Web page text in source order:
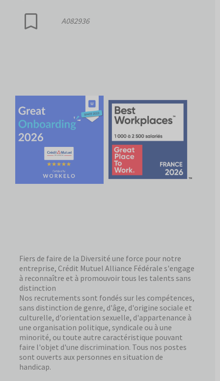
A082936
Fiers de faire de la Diversité une force pour notre
entreprise, Crédit Mutuel Alliance Fédérale s'engage
à reconnaître et à promouvoir tous les talents sans
distinction
Nos recrutements sont fondés sur les compétences,
sans distinction de genre, d'âge, d'origine sociale et
culturelle, d'orientation sexuelle, d'appartenance à
une organisation politique, syndicale ou à une
minorité, ou toute autre caractéristique pouvant
faire l'objet d'une discrimination. Tous nos postes
sont ouverts aux personnes en situation de
handicap.